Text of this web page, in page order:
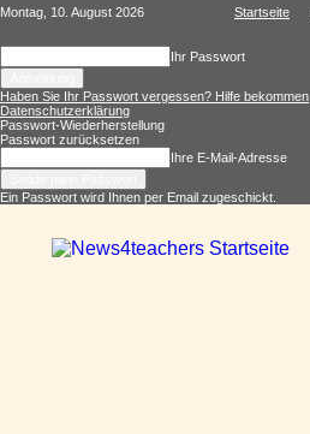
Montag, 10. August 2026 Startseite
Ihr Passwort
Haben Sie Ihr Passwort vergessen? Hilfe bekommen
Datenschutzerklärung
Passwort-Wiederherstellung
Passwort zurücksetzen
Ihre E-Mail-Adresse
Ein Passwort wird Ihnen per Email zugeschickt.
News4teachers